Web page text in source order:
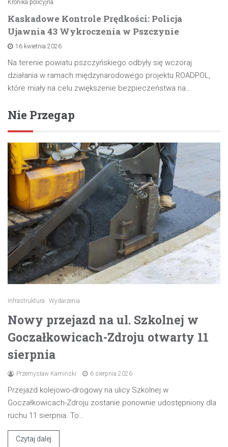
Kronika policyjna
Kaskadowe Kontrole Prędkości: Policja
Ujawnia 43 Wykroczenia w Pszczynie
16 kwietnia 2026
Na terenie powiatu pszczyńskiego odbyły się wczoraj
działania w ramach międzynarodowego projektu ROADPOL,
które miały na celu zwiększenie bezpieczeństwa na…
Nie Przegap
Infrastruktura Wydarzenia
Nowy przejazd na ul. Szkolnej w
Goczałkowicach-Zdroju otwarty 11
sierpnia
Przemysław Kamiński 6 sierpnia 2026
Przejazd kolejowo-drogowy na ulicy Szkolnej w
Goczałkowicach-Zdroju zostanie ponownie udostępniony dla
ruchu 11 sierpnia. To…
Czytaj dalej